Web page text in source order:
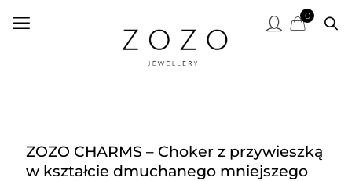
0
ZOZO CHARMS – Choker z przywieszką
w kształcie dmuchanego mniejszego